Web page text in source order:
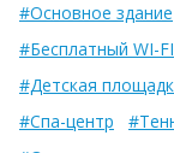
#Основное здание
#Бесплатный WI-FI
#Детская
#Спа-центр